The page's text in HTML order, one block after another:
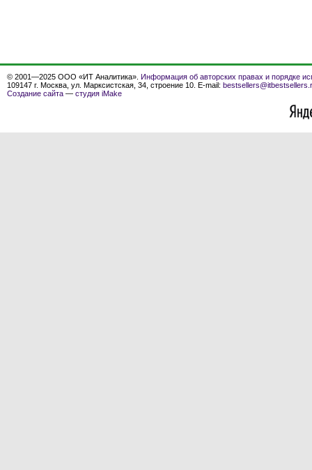
© 2001—2025 ООО «ИТ Аналитика». Информация об авторских правах и порядке
109147 г. Москва, ул. Марксистская, 34, строение 10. E-mail:
Создание сайта — студия iMake